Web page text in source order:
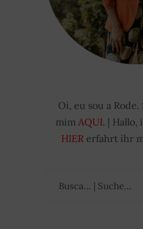
Oi, eu sou a Rode.
mim AQUI. | Hallo,
HIER erfahrt ihr